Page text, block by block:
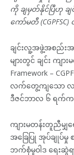
ကို ချမှတ်နိုင်ပြီဟု ချ
ကော်မတီ
ချင်းလူ့အဖွဲ့အစည်းအ
များတွင် ချင်း ကျား
Framework –
လက်တွေ့ကျသော လ
ဒီဇင်ဘာလ ၆ ရက်
ကျားမတန်းတူညီမျှ
အခြေပြု အုပ်ချုပ်မှု
ဘက်စုံမှုဝါဒ ရေးဆွဲ